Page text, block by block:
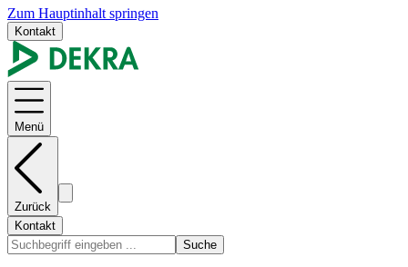
Zum Hauptinhalt springen
Kontakt
Menü
Zurück
Kontakt
Suche